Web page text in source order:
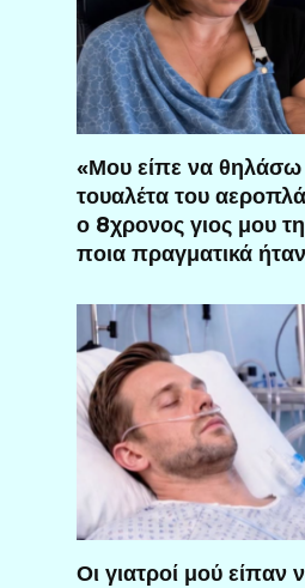
«Μου είπε να θηλάσω
τουαλέτα του
ο 8χρονος γιος μου
ποια πραγματικά
Οι γιατροί μού